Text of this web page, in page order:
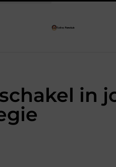
in